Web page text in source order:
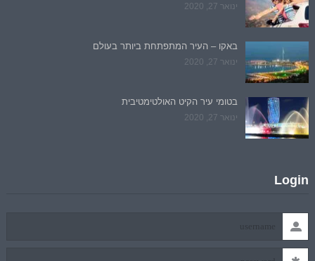
ינואר 27, 2020
באקו – העיר המתפתחת ביותר בעולם
ינואר 27, 2020
בטומי עיר הקיט האולטימטיבית
ינואר 27, 2020
Login